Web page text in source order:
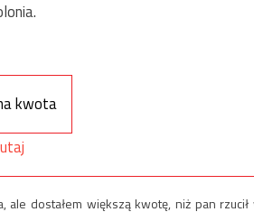
kwota
dostałem większą kwotę, niż pan rzucił